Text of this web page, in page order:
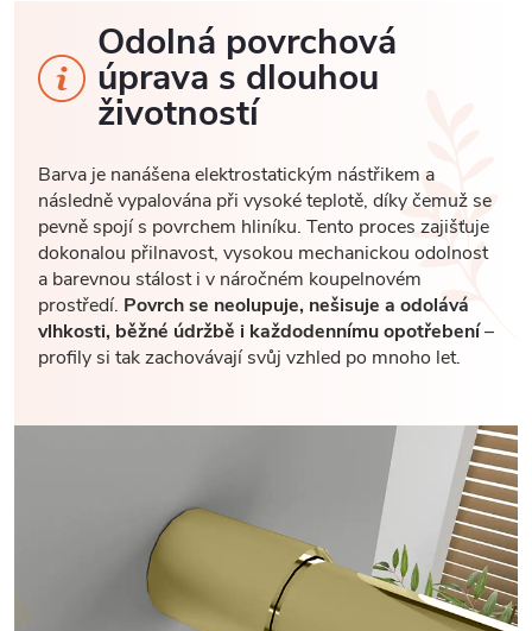
Odolná povrchová
úprava s dlouhou
životností
Barva je nanášena elektrostatickým nástřikem a
následně vypalována při vysoké teplotě, díky čemuž se
pevně spojí s povrchem hliníku. Tento proces zajišťuje
dokonalou přilnavost, vysokou mechanickou odolnost
a barevnou stálost i v náročném koupelnovém
prostředí. Povrch se neolupuje, nešisuje a odolává
vlhkosti, běžné údržbě i každodennímu opotřebení–
profily si tak zachovávají svůj vzhled po mnoho let.